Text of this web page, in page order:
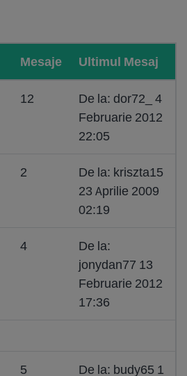
Mesaje Ultimul Mesaj
12
De la: dor72_ 4
Februarie 2012
22:05
2
De la: kriszta15
23 Aprilie 2009
02:19
4
De la:
jonydan77 13
Februarie 2012
17:36
5
De la: budy65 1